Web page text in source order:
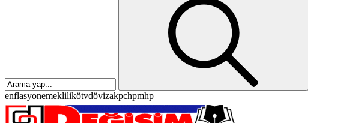
enflasyonemeklilikötvdövizakpchpmhp